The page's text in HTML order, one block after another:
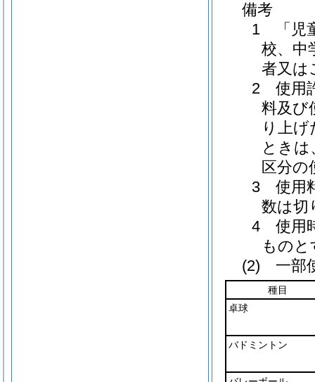
備考
1 「児
校、中
者又は
2 使用
料及び
り上
ときは
区分の
3 使用
数は切
4 使用
もの
(2) 一部
種目
卓球
バドミントン